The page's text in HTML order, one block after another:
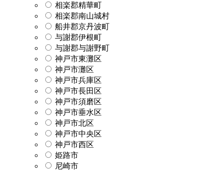
相楽郡精華町
相楽郡南山城村
船井郡京丹波町
与謝郡伊根町
与謝郡与謝野町
神戸市東灘区
神戸市灘区
神戸市兵庫区
神戸市長田区
神戸市須磨区
神戸市垂水区
神戸市北区
神戸市中央区
神戸市西区
姫路市
尼崎市